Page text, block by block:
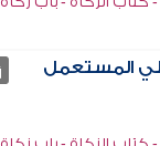
المستعمل